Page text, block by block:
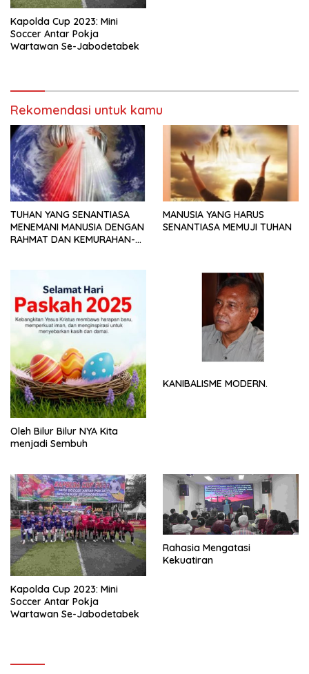
Kapolda Cup 2023: Mini
Soccer Antar Pokja
Wartawan Se-Jabodetabek
Rekomendasi untuk kamu
TUHAN YANG SENANTIASA
MENEMANI MANUSIA DENGAN
RAHMAT DAN KEMURAHAN-
MANUSIA YANG HARUS
SENANTIASA MEMUJI TUHAN
Oleh Bilur Bilur NYA Kita
menjadi Sembuh
KANIBALISME MODERN.
Kapolda Cup 2023: Mini
Soccer Antar Pokja
Wartawan Se-Jabodetabek
Rahasia Mengatasi
Kekuatiran